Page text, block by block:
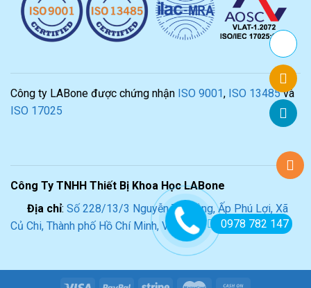
Công ty LABone được chứng nhận ISO 9001, ISO 13485và
ISO 17025
Công Ty TNHH Thiết Bị Khoa Học LABone
Địa chỉ: Số 228/13/3 Nguyễn Thị Lắng, Ấp Phú Lợi, Xã
Củ Chi, Thành phố Hồ Chí Minh, Việt Nam
0978 782 147